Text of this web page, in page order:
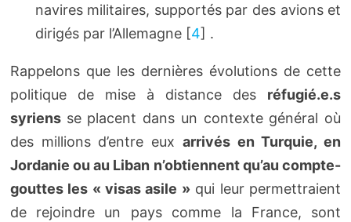
navires militaires, supportés par des avions et
dirigés par l’Allemagne[4] .
Rappelons que les dernières évolutions de cette
politique de mise à distance des réfugié.e.s
syriens se placent dans un contexte général où
des millions d’entre eux arrivés en Turquie, en
Jordanie ou au Liban n’obtiennent qu’au compte-
gouttes les « visas asile » qui leur permettraient
de rejoindre un pays comme la France, sont